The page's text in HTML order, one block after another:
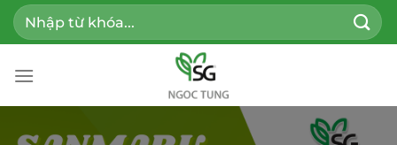
Bỏ
qua
dung
Tìm
kiếm: